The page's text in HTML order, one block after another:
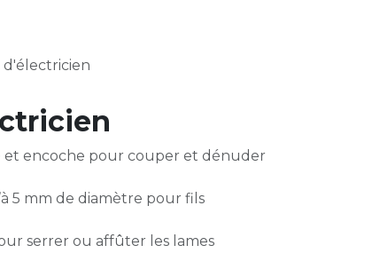
d'électricien
et encoche pour couper et dénuder
5 mm de diamètre pour fils
serrer ou affûter les lames